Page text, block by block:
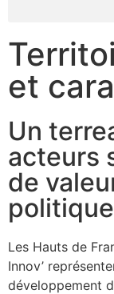
et
Un
acteurs
de
politique
Les Hauts de
Innov’
développement